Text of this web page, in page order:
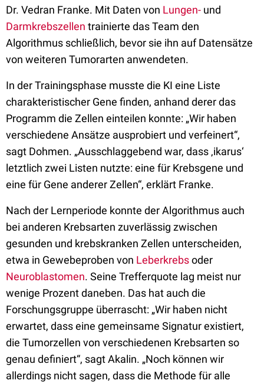
Dr. Vedran Franke. Mit Daten von Lungen- und
Darmkrebszellen trainierte das Team den
Algorithmus schließlich, bevor sie ihn auf Datensätze
von weiteren Tumorarten anwendeten.
In der Trainingsphase musste die KI eine Liste
charakteristischer Gene finden, anhand derer das
Programm die Zellen einteilen konnte: „Wir haben
verschiedene Ansätze ausprobiert und verfeinert“,
sagt Dohmen. „Ausschlaggebend war, dass ‚ikarus‘
letztlich zwei Listen nutzte: eine für Krebsgene und
eine für Gene anderer Zellen“, erklärt Franke.
Nach der Lernperiode konnte der Algorithmus auch
bei anderen Krebsarten zuverlässig zwischen
gesunden und krebskranken Zellen unterscheiden,
etwa in Gewebeproben von Leberkrebsoder
Neuroblastomen. Seine Trefferquote lag meist nur
wenige Prozent daneben. Das hat auch die
Forschungsgruppe überrascht: „Wir haben nicht
erwartet, dass eine gemeinsame Signatur existiert,
die Tumorzellen von verschiedenen Krebsarten so
genau definiert“, sagt Akalin. „Noch können wir
allerdings nicht sagen, dass die Methode für alle